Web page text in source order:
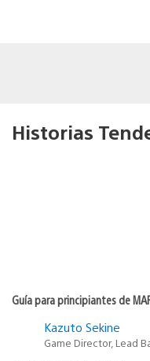
Historias
Guía para principiantes de
Kazuto Sekine
Game Director, Lead